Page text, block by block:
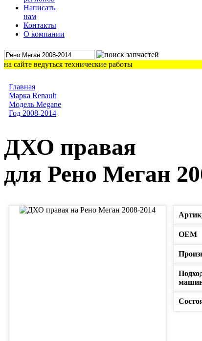
Написать
нам
Контакты
О компании
на сайте ведуться технические работы
Главная
Марка Renault
Модель Megane
Год 2008-2014
ДХО правая
для Рено Меган
ОЕМ